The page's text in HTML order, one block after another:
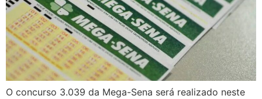
O concurso 3.039 da Mega-Sena será realizado neste